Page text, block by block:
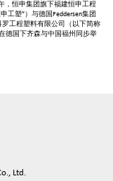
，恒申集团旗下福建恒申工程
工塑”）与德国Feddersen集团
罗工程塑料有限公司（以下简称
德国下齐森与中国福州同步举
Ltd.